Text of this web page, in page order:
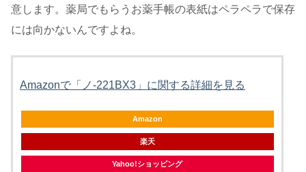
意します。薬局でもらうお薬手帳の表紙はペラペラで保存
には向かないんですよね。
Amazonで「ノ-221BX3」に関する詳細を見る
Amazon
楽天
Yahoo!ショッピング